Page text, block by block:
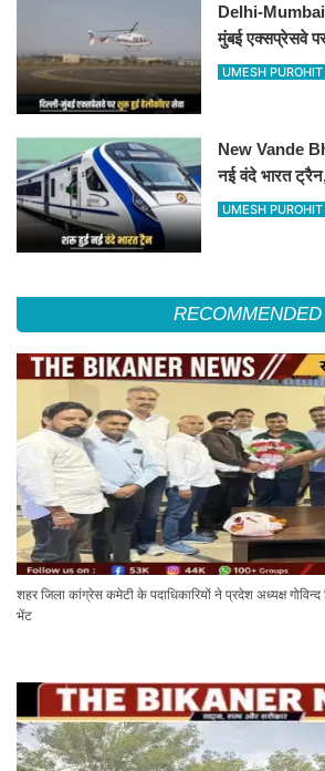
Delhi-Mumbai
मुंबई एक्सप्रेसवे
हेलीकॉप्टर सर्विस
UMESH PUROHIT
New Vande
नई वंदे भारत ट्रैन,
का सफर होगा
UMESH PUROHIT
RECOMMENDED
शहर जिला कांग्रेस कमेटी के पदाधिकारियों ने प्रदेश अध्यक्ष गोविन्द
भेंट